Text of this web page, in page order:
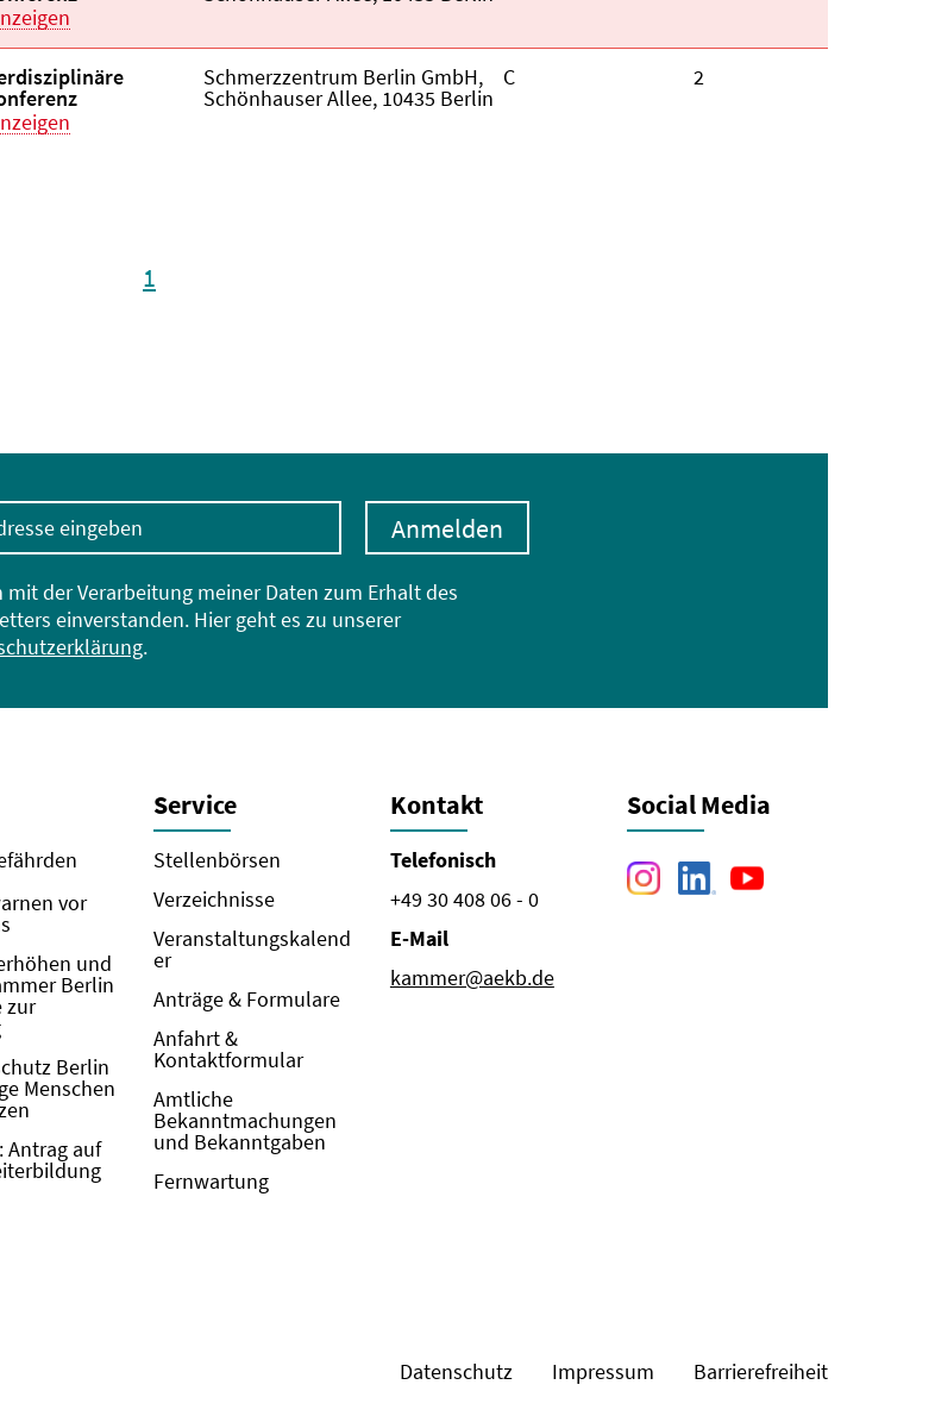
Veranstaltungsort:
Schmerzzentrum Berlin GmbH,
Schönhauser Allee, 10435 Berlin
Kategorie:
C Fortbildungspunkte:
2
1
eingeben
mit der Verarbeitung meiner Daten zum Erhalt des
einverstanden. Hier geht es zu unserer
.
Anmelden
vor
und
Berlin
zur
Berlin
Menschen
Antrag auf
Service
Stellenbörsen
Verzeichnisse
Veranstaltungskalend
er
Anträge & Formulare
Anfahrt &
Kontaktformular
Amtliche
Bekanntmachungen
und Bekanntgaben
Fernwartung
Kontakt
Telefonisch
+49 30 408 06 - 0
E-Mail
kammer@aekb.de
Social Media
Datenschutz Impressum Barrierefreiheit